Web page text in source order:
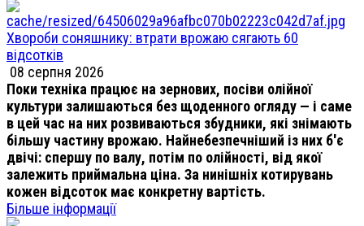
Хвороби соняшнику: втрати врожаю сягають 60
відсотків
08 серпня 2026
Поки техніка працює на зернових, посіви олійної
культури залишаються без щоденного огляду — і саме
в цей час на них розвиваються збудники, які знімають
більшу частину врожаю. Найнебезпечніший із них б'є
двічі: спершу по валу, потім по олійності, від якої
залежить приймальна ціна. За нинішніх котирувань
кожен відсоток має конкретну вартість.
Більше інформації